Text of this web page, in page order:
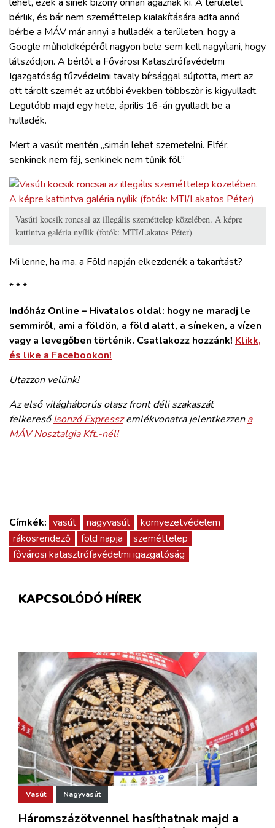
ARCHÍVUM
WEBSHOP
BELÉPÉS
bérlik, és bár nem szeméttelep kialakítására adta annó
bérbe a MÁV már annyi a hulladék a területen, hogy a
Google műholdképéről nagyon bele sem kell nagyítani, hogy
látszódjon. A bérlőt a Fővárosi Katasztrófavédelmi
Igazgatóság tűzvédelmi tavaly bírsággal sújtotta, mert az
ott tárolt szemét az utóbbi években többször is kigyulladt.
Legutóbb majd egy hete, április 16-án gyulladt be a
hulladék.
Mert a vasút mentén „simán lehet szemetelni. Elfér,
senkinek nem fáj, senkinek nem tűnik föl.”
Vasúti kocsik roncsai az illegális szeméttelep közelében. A képre
kattintva galéria nyílik (fotók: MTI/Lakatos Péter)
Mi lenne, ha ma, a Föld napján elkezdenék a takarítást?
* * *
Indóház Online – Hivatalos oldal: hogy ne maradj le
semmiről, ami a földön, a föld alatt, a síneken, a vízen
vagy a levegőben történik. Csatlakozz hozzánk! Klikk,
és like a Facebookon!
Utazzon velünk!
Az első világháborús olasz front déli szakaszát
felkeresőIsonzó Expresszemlékvonatra jelentkezzena
MÁV Nosztalgia Kft.-nél!
Címkék: vasút nagyvasút
környezetvédelem
rákosrendező
föld napja
szeméttelep
fővárosi katasztrófavédelmi igazgatóság
KAPCSOLÓDÓ HÍREK
Vasút Nagyvasút
Háromszázötvennel hasíthatnak majd a